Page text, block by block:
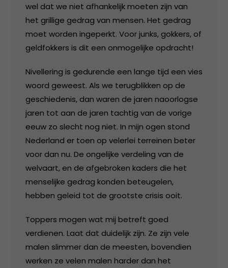
wel dat we niet afhankelijk moeten zijn van
het grillige gedrag van mensen. Het gedrag
moet worden ingeperkt. Voor junks, gokkers, of
geldfokkers is dit een onmogelijke opdracht!
Nivellering is gedurende een lange tijd een vies
woord geweest. Als we terugblikken op de
geschiedenis, dan waren de jaren naoorlogse
jaren tot aan de jaren tachtig van de vorige
eeuw zo slecht nog niet. In mijn ogen stond
Nederland er toen op velerlei terreinen beter
voor dan nu. De ongelijke verdeling van de
welvaart, en de afgebroken kaders die het
menselijke gedrag konden beteugelen,
hebben geleid tot de grootste crisis ooit.
Toppers mogen wat mij betreft goed
verdienen. Laat dat duidelijk zijn. Ze zijn vele
malen slimmer dan de meesten, bovendien
werken ze velen malen harder dan het